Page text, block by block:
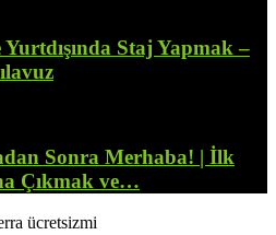
Staj Yapmak –
Sonra Merhaba! | İlk
Çıkmak ve…
ücretsizmi